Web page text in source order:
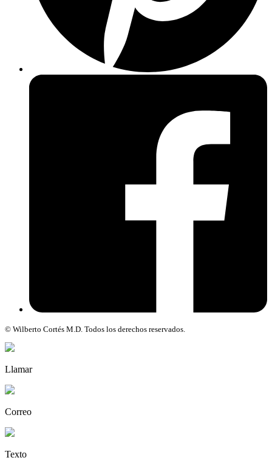
© Wilberto Cortés M.D. Todos los derechos reservados.
Llamar
Correo
Texto